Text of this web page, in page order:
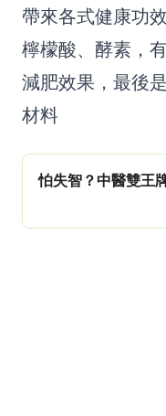
帶來各式健康功
檸檬酸、酵素，
減肥效果，最後
材料
怕失智？中醫雙王